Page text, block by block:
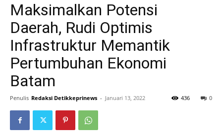
Maksimalkan Potensi
Daerah, Rudi Optimis
Infrastruktur Memantik
Pertumbuhan Ekonomi
Batam
Penulis Redaksi Detikkeprinews - Januari 13, 2022 0
436